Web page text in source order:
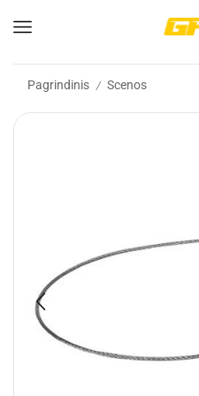
Pagrindinis / Scenos